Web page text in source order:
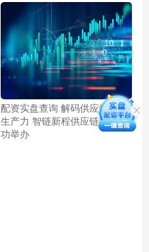
配资实盘查询 解码供应链新质
生产力 智链新程供应链峰会成
功举办